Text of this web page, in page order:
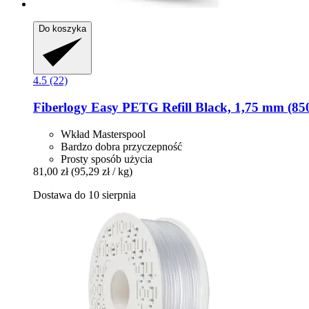
Do koszyka
4.5 (22)
Fiberlogy Easy PETG Refill Black, 1,75 mm
Wkład Masterspool
Bardzo dobra przyczepność
Prosty sposób użycia
81,00 zł (95,29 zł / kg)
Dostawa do 10 sierpnia